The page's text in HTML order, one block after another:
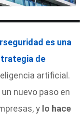
es una
de
artificial.
nuevo paso en
y lo hace